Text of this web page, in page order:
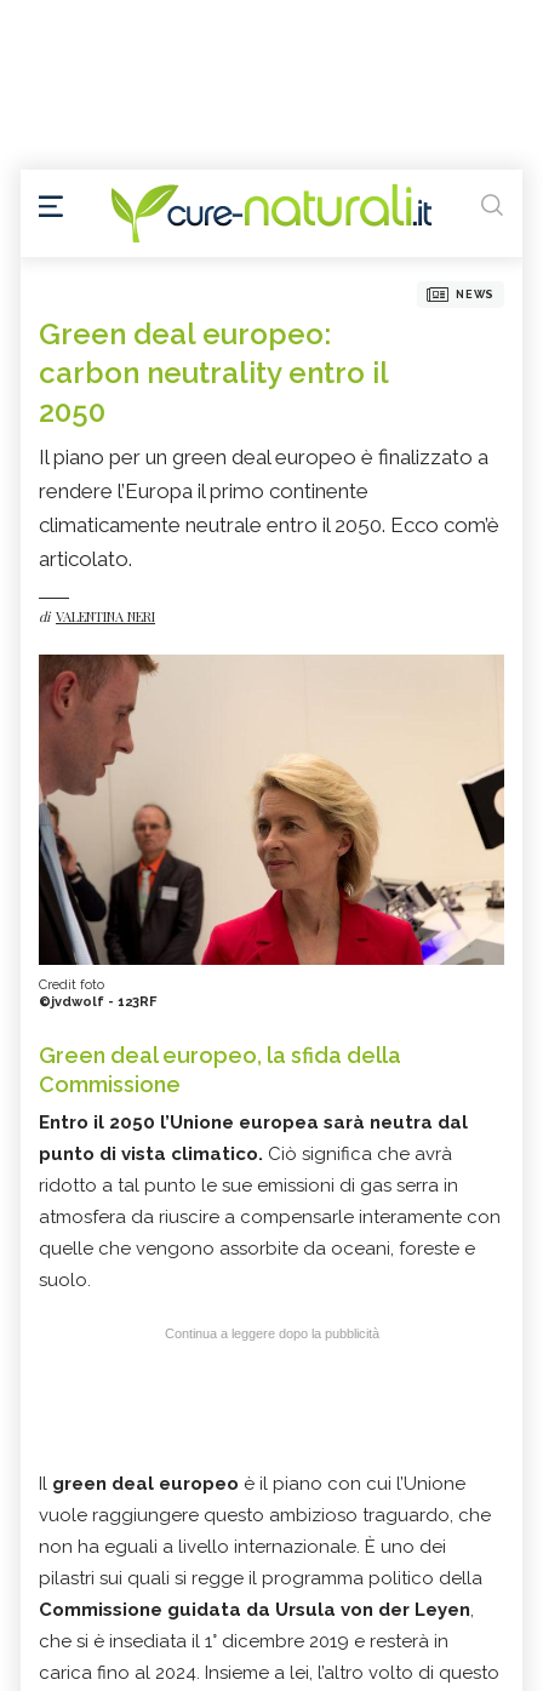
NEWS
Green deal europeo:
carbon neutrality entro il
2050
Il piano per un green deal europeo è finalizzato a
rendere l’Europa il primo continente
climaticamente neutrale entro il 2050. Ecco com’è
articolato.
di VALENTINA NERI
Credit foto
©jvdwolf - 123RF
Green deal europeo, la sfida della
Commissione
Entro il 2050 l’Unione europea sarà neutra dal
punto di vista climatico. Ciò significa che avrà
ridotto a tal punto le sue emissioni di gas serra in
atmosfera da riuscire a compensarle interamente con
quelle che vengono assorbite da oceani, foreste e
suolo.
Continua a leggere dopo la pubblicità
Il green deal europeo è il piano con cui l’Unione
vuole raggiungere questo ambizioso traguardo, che
non ha eguali a livello internazionale. È uno dei
pilastri sui quali si regge il programma politico della
Commissione guidata da Ursula von der Leyen,
che si è insediata il 1° dicembre 2019 e resterà in
carica fino al 2024. Insieme a lei, l’altro volto di questo